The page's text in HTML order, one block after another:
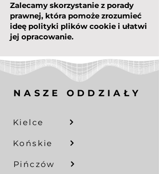
Zalecamy skorzystanie z porady
prawnej, która pomoże zrozumieć
ideę polityki plików cookie i ułatwi
jej opracowanie.
NASZE ODDZIAŁY
Kielce
Końskie
Pińczów